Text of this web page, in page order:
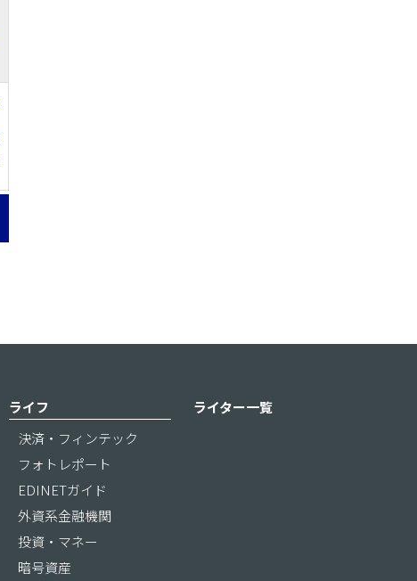
ライフ
決済・フィンテック
フォトレポート
EDINETガイド
外資系金融機関
投資・マネー
暗号資産
ライター一覧